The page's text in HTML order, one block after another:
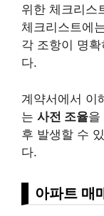
위한 체크리스
체크리스트에
각 조항이 명
다.
계약서에서 이
는 사전 조율을
후 발생할 수
다.
아파트 매